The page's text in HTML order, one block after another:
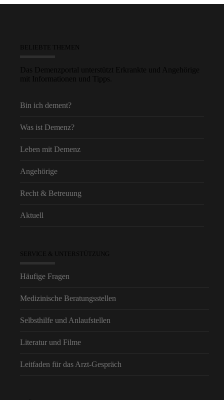
BELIEBTE THEMEN
Das Demenzportal unterstützt Erkrankte und Angehörige
mit Informationen und Tipps.
Bin ich dement?
Was ist Demenz?
Leben mit Demenz
Angehörige
Recht & Betreuung
Aktuell
SERVICE & UNTERSTÜTZUNG
Häufige Fragen
Medizinische Beratungsstellen
Selbsthilfe und Anlaufstellen
Literatur und Filme
Leitfaden für das Arzt-Gespräch